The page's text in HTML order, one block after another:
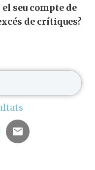
seu compte de
de crítiques?